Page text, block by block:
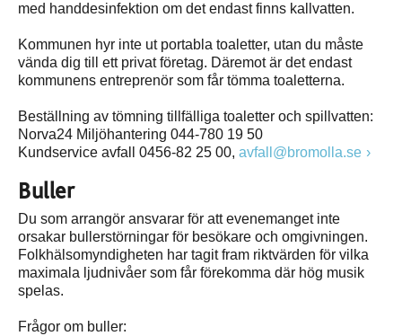
med handdesinfektion om det endast finns kallvatten.
Kommunen hyr inte ut portabla toaletter, utan du måste
vända dig till ett privat företag. Däremot är det endast
kommunens entreprenör som får tömma toaletterna.
Beställning av tömning tillfälliga toaletter och spillvatten:
Norva24 Miljöhantering 044-780 19 50
Kundservice avfall 0456-82 25 00, avfall@bromolla.se
Buller
Du som arrangör ansvarar för att evenemanget inte
orsakar bullerstörningar för besökare och omgivningen.
Folkhälsomyndigheten har tagit fram riktvärden för vilka
maximala ljudnivåer som får förekomma där hög musik
spelas.
Frågor om buller: